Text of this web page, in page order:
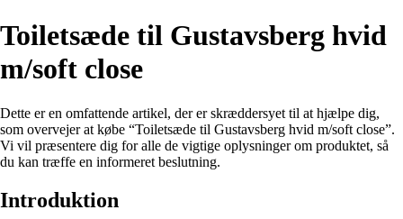
Toiletsæde til Gustavsberg hvid
m/soft close
Dette er en omfattende artikel, der er skræddersyet til at hjælpe dig,
som overvejer at købe “Toiletsæde til Gustavsberg hvid m/soft close”.
Vi vil præsentere dig for alle de vigtige oplysninger om produktet, så
du kan træffe en informeret beslutning.
Introduktion